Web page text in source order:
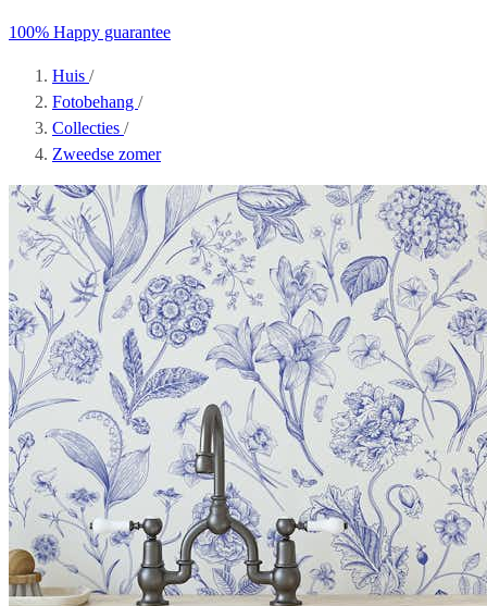
100% Happy guarantee
Huis /
Fotobehang /
Collecties /
Zweedse zomer